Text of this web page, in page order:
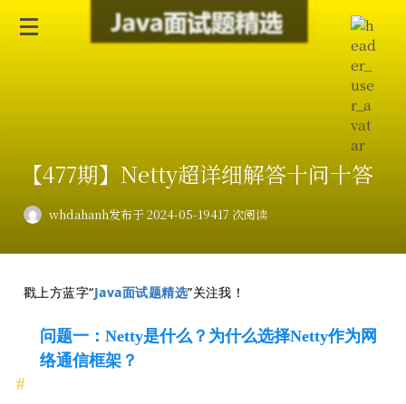
【477期】Netty超详细解答十问十答
whdahanh发布于 2024-05-19417 次阅读
戳上方蓝字“Java面试题精选”关注我！
问题一：Netty是什么？为什么选择Netty作为网
络通信框架？